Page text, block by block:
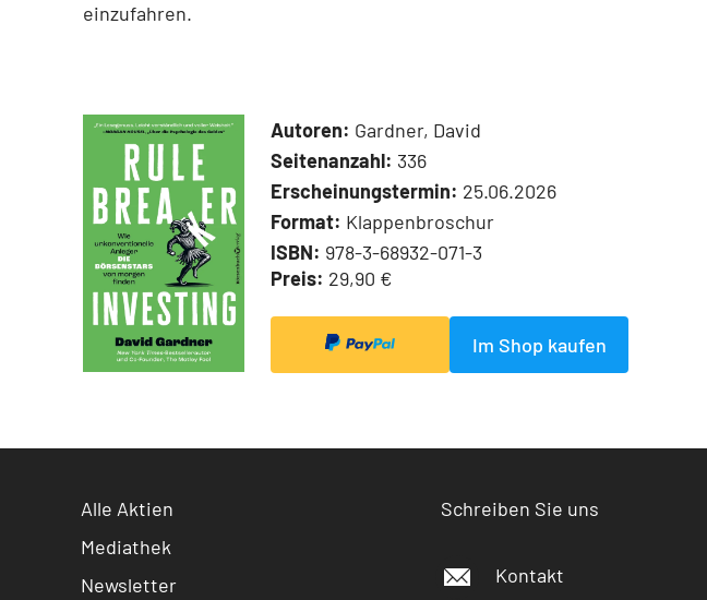
einzufahren.
Autoren: Gardner, David
Seitenanzahl: 336
Erscheinungstermin: 25.06.2026
Format: Klappenbroschur
ISBN: 978-3-68932-071-3
Preis: 29,90 €
Im Shop kaufen
Alle Aktien
Mediathek
Newsletter
Schreiben Sie uns
Kontakt